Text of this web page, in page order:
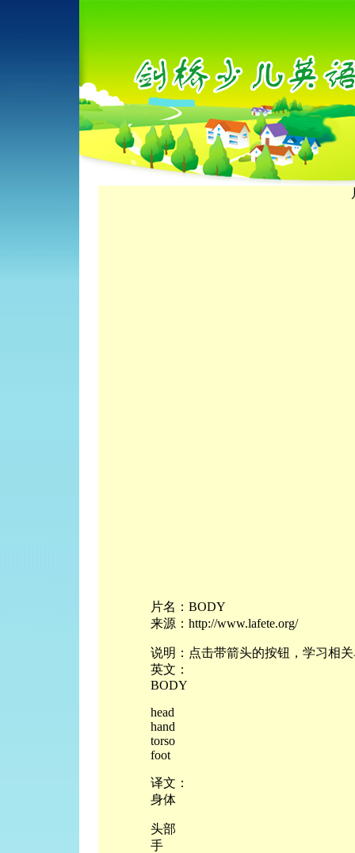
片名：BODY
来源：http://www.lafete.org/
说明：点击带箭头的按钮，学习相
英文：
BODY
head
hand
torso
foot
译文：
身体
头部
手